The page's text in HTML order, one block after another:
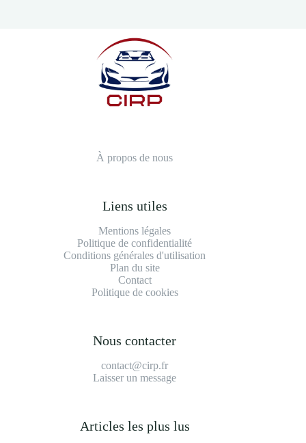
À propos de nous
Liens utiles
Mentions légales
Politique de confidentialité
Conditions générales d'utilisation
Plan du site
Contact
Politique de cookies
Nous contacter
contact@cirp.fr
Laisser un message
Articles les plus lus